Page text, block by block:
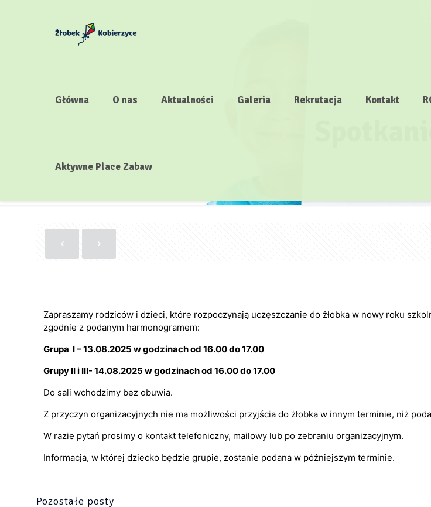
Główna O nas Aktualności Galeria Rekrutacja Kontakt
Aktywne Place Zabaw
Zapraszamy rodziców i dzieci, które rozpoczynają uczęszczanie do żłobka w nowy roku
zgodnie z podanym harmonogramem:
Grupa I – 13.08.2025 w godzinach od 16.00 do 17.00
Grupy II i III- 14.08.2025 w godzinach od 16.00 do 17.00
Do sali wchodzimy bez obuwia.
Z przyczyn organizacyjnych nie ma możliwości przyjścia do żłobka w innym terminie, niż
W razie pytań prosimy o kontakt telefoniczny, mailowy lub po zebraniu organizacyjnym.
Informacja, w której dziecko będzie grupie, zostanie podana w późniejszym terminie.
Pozostałe posty